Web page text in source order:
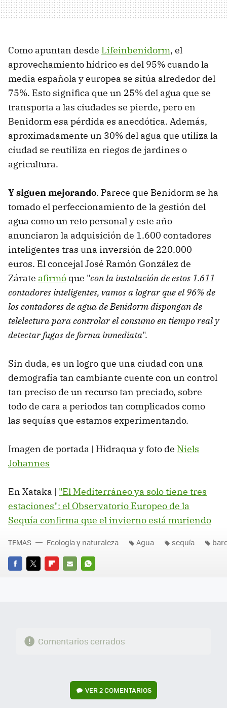
Como apuntan desde Lifeinbenidorm, el
aprovechamiento hídrico es del 95% cuando la
media española y europea se sitúa alrededor del
75%. Esto significa que un 25% del agua que se
transporta a las ciudades se pierde, pero en
Benidorm esa pérdida es anecdótica. Además,
aproximadamente un 30% del agua que utiliza la
ciudad se reutiliza en riegos de jardines o
agricultura.
Y siguen mejorando. Parece que Benidorm se ha
tomado el perfeccionamiento de la gestión del
agua como un reto personal y este año
anunciaron la adquisición de 1.600 contadores
inteligentes tras una inversión de 220.000
euros. El concejal José Ramón González de
Zárate afirmó que "con la instalación de estos 1.611
contadores inteligentes, vamos a lograr que el 96% de
los contadores de agua de Benidorm dispongan de
telelectura para controlar el consumo en tiempo real y
detectar fugas de forma inmediata".
Sin duda, es un logro que una ciudad con una
demografía tan cambiante cuente con un control
tan preciso de un recurso tan preciado, sobre
todo de cara a periodos tan complicados como
las sequías que estamos experimentando.
Imagen de portada | Hidraqua y foto de Niels
Johannes
En Xataka | "El Mediterráneo ya solo tiene tres
estaciones": el Observatorio Europeo de la
Sequía confirma que el invierno está muriendo
FACEBOOK
TWITTERFLIPBOARD
E-
WHATSAPP
TEMAS Ecología y naturaleza Agua sequía
Comentarios cerrados
VER2 COMENTARIOS